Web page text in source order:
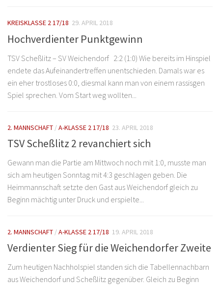
KREISKLASSE 2 17/18 29. APRIL 2018
Hochverdienter Punktgewinn
TSV Scheßlitz – SV Weichendorf 2:2 (1:0) Wie bereits im Hinspiel
endete das Aufeinandertreffen unentschieden. Damals war es
ein eher trostloses 0:0, diesmal kann man von einem rassisgen
Spiel sprechen. Vom Start weg wollten...
2. MANNSCHAFT /A-KLASSE 2 17/18 23. APRIL 2018
TSV Scheßlitz 2 revanchiert sich
Gewann man die Partie am Mittwoch noch mit 1:0, musste man
sich am heutigen Sonntag mit 4:3 geschlagen geben. Die
Heimmannschaft setzte den Gast aus Weichendorf gleich zu
Beginn mächtig unter Druck und erspielte...
2. MANNSCHAFT /A-KLASSE 2 17/18 19. APRIL 2018
Verdienter Sieg für die Weichendorfer Zweite
Zum heutigen Nachholspiel standen sich die Tabellennachbarn
aus Weichendorf und Scheßlitz gegenüber. Gleich zu Beginn